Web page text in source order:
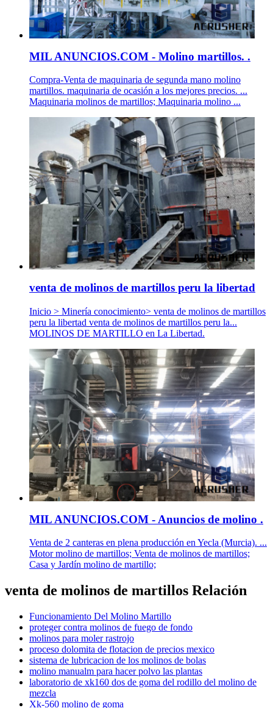
MIL ANUNCIOS.COM - Molino martillos. .
Compra-Venta de maquinaria de segunda mano molino
martillos. maquinaria de ocasión a los mejores precios. ...
Maquinaria molinos de martillos; Maquinaria molino ...
venta de molinos de martillos peru la libertad
Inicio > Minería conocimiento> venta de molinos de martillos
peru la libertad venta de molinos de martillos peru la...
MOLINOS DE MARTILLO en La Libertad.
MIL ANUNCIOS.COM - Anuncios de molino .
Venta de 2 canteras en plena producción en Yecla (Murcia). ...
Motor molino de martillos; Venta de molinos de martillos;
Casa y Jardín molino de martillo;
venta de molinos de martillos Relación
Funcionamiento Del Molino Martillo
proteger contra molinos de fuego de fondo
molinos para moler rastrojo
proceso dolomita de flotacion de precios mexico
sistema de lubricacion de los molinos de bolas
molino manualm para hacer polvo las plantas
laboratorio de xk160 dos de goma del rodillo del molino de
mezcla
Xk-560 molino de goma